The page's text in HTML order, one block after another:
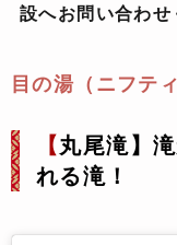
設へお問い合わせ
目の湯（ニフテ
【丸尾滝】
れる滝！